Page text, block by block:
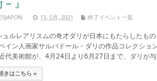
13, 5月, 2021 終了イベント一覧
ルレアリスムの奇才ダリが日本にもたらした
イン人画家サルバドール・ダリの作品コレクショ
代美術館が、4月24日より6月27日まで、ダリが
きはこちら »